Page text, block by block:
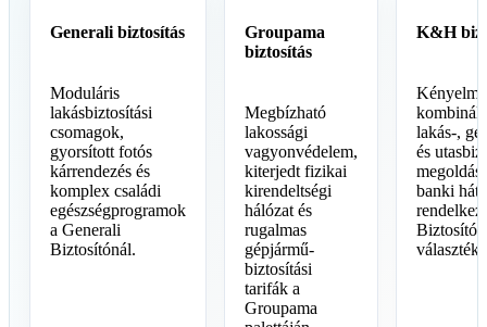
Generali biztosítás
Moduláris
lakásbiztosítási
csomagok,
gyorsított fotós
kárrendezés és
komplex családi
egészségprogramok
a Generali
Biztosítónál.
Groupama
biztosítás
Megbízható
lakossági
vagyonvédelem,
kiterjedt fizikai
kirendeltségi
hálózat és
rugalmas
gépjármű-
biztosítási
tarifák a
Groupama
K&H
lakás-,
és
banki
Biztosító